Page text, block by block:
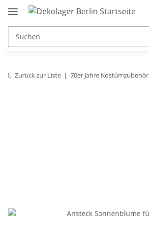
Zurück zur Liste 70er Jahre Kostümzubehör